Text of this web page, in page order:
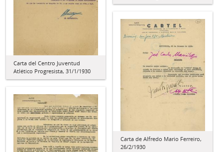
Carta del Centro Juventud
Atlético Progresista, 31/1/1930
Carta de Alfredo Mario Ferreiro,
26/2/1930